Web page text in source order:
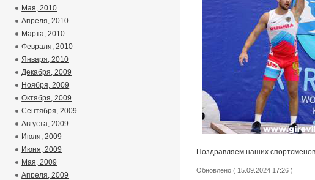
Поздравляем наших
Обновлено ( 15.09.2024 17:26 )
Мая, 2010
Апреля, 2010
Марта, 2010
Февраля, 2010
Января, 2010
Декабря, 2009
Ноября, 2009
Октября, 2009
Сентября, 2009
Августа, 2009
Июля, 2009
Июня, 2009
Мая, 2009
Апреля, 2009